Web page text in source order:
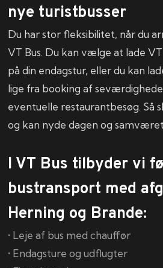
nye turistbusser
Du har stor fleksibilitet, når du
VT Bus. Du kan vælge at lade
på din endagstur, eller du kan
lige fra booking af
eventuelle restaurantbesøg.
og kan nyde dagen og
I VT Bus tilbyder vi
bustransport med
Herning og Brande:
• Leje af bus med chauffør
• Endagsture og udflugter